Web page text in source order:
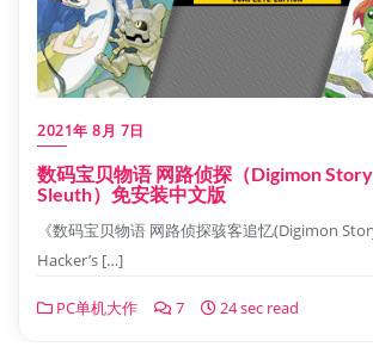
2021年 8月 7日
数码宝贝物语 网路侦探（Digimon
Sleuth）免安装中文版
《数码宝贝物语 网路侦探骇客追忆(Digimon
Hacker’s […]
PC单机大作 7 24 sec read